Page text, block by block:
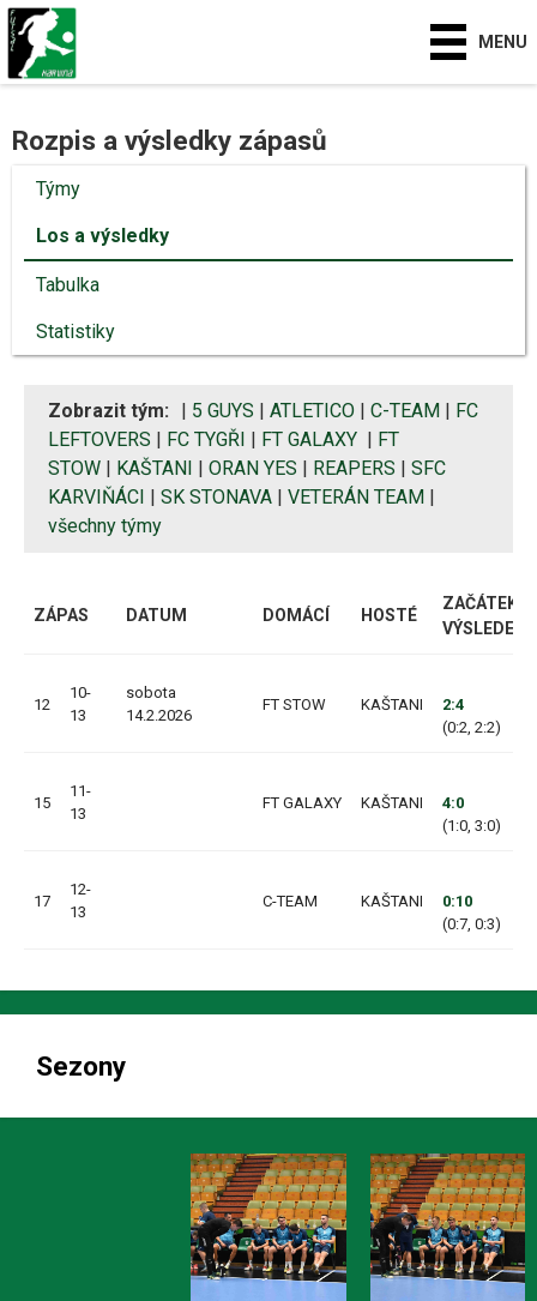
MENU
Rozpis a výsledky zápasů
Týmy
Los a výsledky
Tabulka
Statistiky
Zobrazit tým: | 5 GUYS | ATLETICO | C-TEAM | FC
LEFTOVERS | FC TYGŘI | FT GALAXY | FT
STOW | KAŠTANI | ORAN YES | REAPERS | SFC
KARVIŇÁCI | SK STONAVA | VETERÁN TEAM |
všechny týmy
ZÁPAS DATUM DOMÁCÍ HOSTÉ
ZAČÁTEK /
VÝSLEDEK
12
10-
13
sobota
14.2.2026
FT STOW KAŠTANI
2:4
(0:2, 2:2)
15
11-
13
FT GALAXY KAŠTANI
4:0
(1:0, 3:0)
17
12-
13
C-TEAM KAŠTANI
0:10
(0:7, 0:3)
Sezony